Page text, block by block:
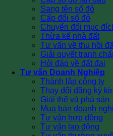
Sang tên sổ đỏ
Cấp đổi sổ đỏ
Chuyển đổi mục
Thừa kế nhà đất
Tư vấn về thu hồi
Giải quyết tranh
Hỏi đáp về đất đai
Tư vấn Doanh Nghiệp
Thành lập công ty
Thay đổi đăng ký
Giải thể và phá sản
Mua bán doanh
Tư vấn hợp đồng
Tư vấn lao động